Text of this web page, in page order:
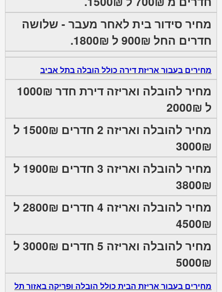
מחיר סידור בית לאחר מעבר - שלושה
חדרים החל 900₪ ל 1800₪.
מחירים בעבור אריזת דירה כולל הובלה בתל אביב
מחיר להובלה ואריזה דירת חדר 1000₪
ל 2000₪
מחיר להובלה ואריזה 2 חדרים 1500₪ ל
3000₪
מחיר להובלה ואריזה 3 חדרים 1900₪ ל
3800₪
מחיר להובלה ואריזה 4 חדרים 2800₪ ל
4500₪
מחיר להובלה ואריזה 5 חדרים 3000₪ ל
5000₪
מחירים בעבור אריזת הבית כולל הובלה ופריקה באזור תל